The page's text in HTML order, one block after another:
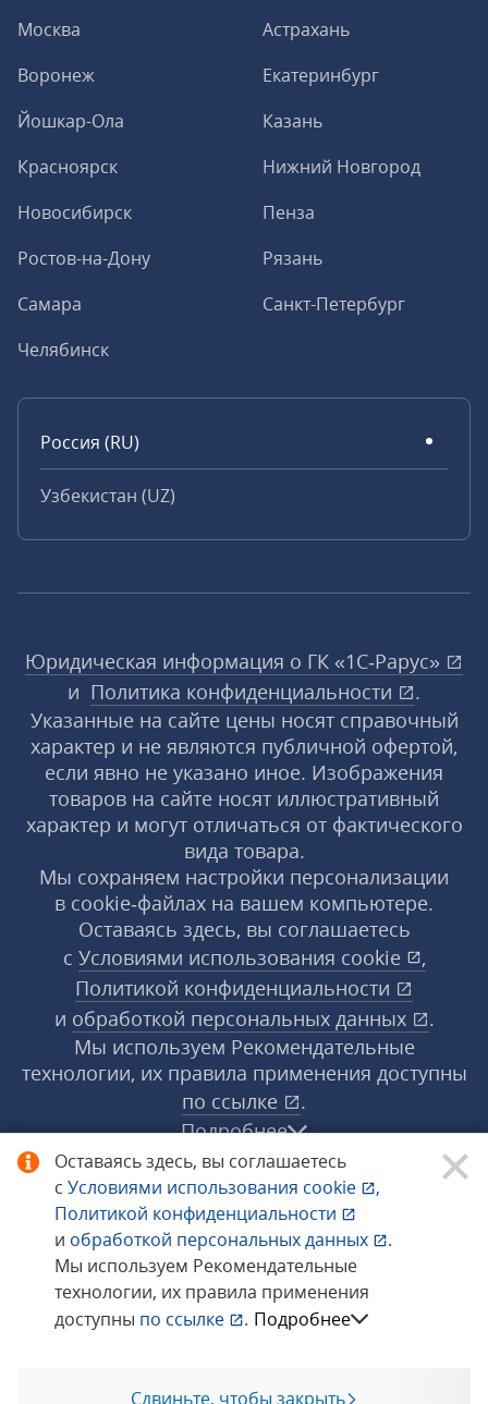
Оставаясь здесь, вы соглашаетесь
с Условиями использования cookie
,
Политикой конфиденциальности
и обработкой персональных данных
.
Мы используем Рекомендательные
технологии, их правила применения
доступны по ссылке . Подробнее
Сдвиньте, чтобы закрыть
Москва
Астрахань
Воронеж
Екатеринбург
Йошкар-Ола
Казань
Красноярск
Нижний Новгород
Новосибирск
Пенза
Ростов-на-Дону
Рязань
Самара
Санкт-Петербург
Челябинск
Россия (RU)
Узбекистан (UZ)
Юридическая информация о ГК «1С‑Рарус»
и Политика конфиденциальности
.
Указанные на сайте цены носят справочный
характер и не являются публичной офертой,
если явно не указано иное. Изображения
товаров на сайте носят иллюстративный
характер и могут отличаться от фактического
вида товара.
Мы сохраняем настройки персонализации
в cookie‑файлах на вашем компьютере.
Оставаясь здесь, вы соглашаетесь
с Условиями использования cookie
,
Политикой конфиденциальности
и обработкой персональных данных
.
Мы используем Рекомендательные
технологии, их правила применения доступны
по ссылке
.
Подробнее
© 1998−2026 «1С‑Рарус» ®. Все права
защищены.
Сообщить об ошибке
Позвоните мне